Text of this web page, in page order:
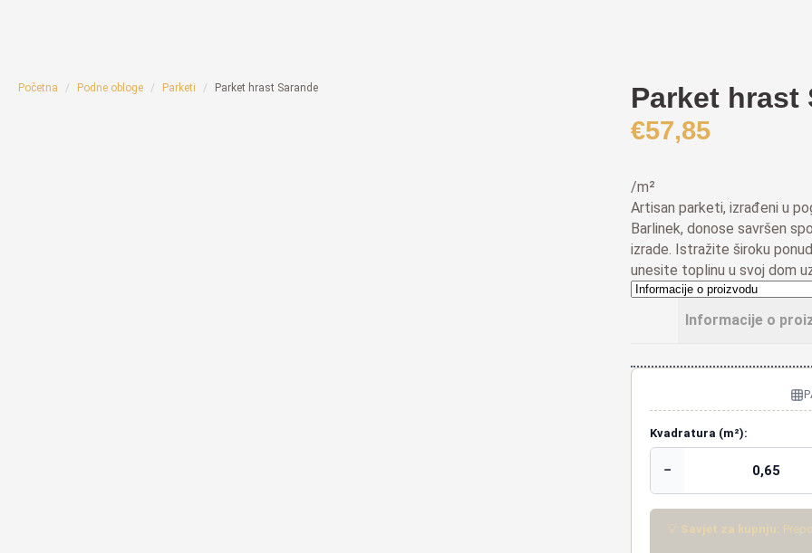
Početna Podne obloge Parketi Parket hrast Sarande Parket hrast
€57,85
/m²
Artisan parketi, izrađeni u
Barlinek, donose savršen
izrade. Istražite široku
unesite toplinu u svoj dom
Informacije o
Kvadratura (m²):
−
💡 Savjet za kupnju: